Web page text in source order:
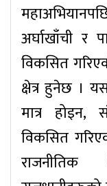
अर्घाखाँची र
विकसित
क्षेत्र हुनेछ ।
मात्र होइन,
विकसित